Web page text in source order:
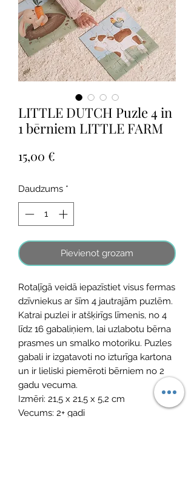
LITTLE DUTCH Puzle 4 in
1 bērniem LITTLE FARM
15,00 €
Daudzums *
Pievienot grozam
Rotaļīgā veidā iepazīstiet visus fermas
dzīvniekus ar šīm 4 jautrajām puzlēm.
Katrai puzlei ir atšķirīgs līmenis, no 4
līdz 16 gabaliņiem, lai uzlabotu bērna
prasmes un smalko motoriku. Puzles
gabali ir izgatavoti no izturīga kartona
un ir lieliski piemēroti bērniem no 2
gadu vecuma.
Izmēri: 21,5 x 21,5 x 5,2 cm
Vecums: 2+ gadi